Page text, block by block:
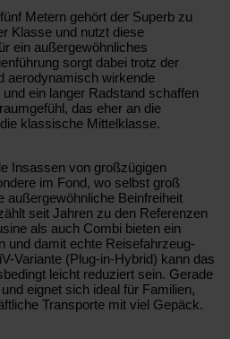
Metern gehört der Superb zu
Klasse und nutzt diese
ein außergewöhnliches
sorgt dabei trotz der
aerodynamisch wirkende
ein langer Radstand schaffen
das eher an die
klassische Mittelklasse.
Insassen von großzügigen
im Fond, wo selbst groß
außergewöhnliche Beinfreiheit
seit Jahren zu den Referenzen
als auch Combi bieten ein
und damit echte Reisefahrzeug-
Variante (Plug-in-Hybrid) kann das
leicht reduziert sein. Gerade
eignet sich ideal für Familien,
Transporte mit viel Gepäck.